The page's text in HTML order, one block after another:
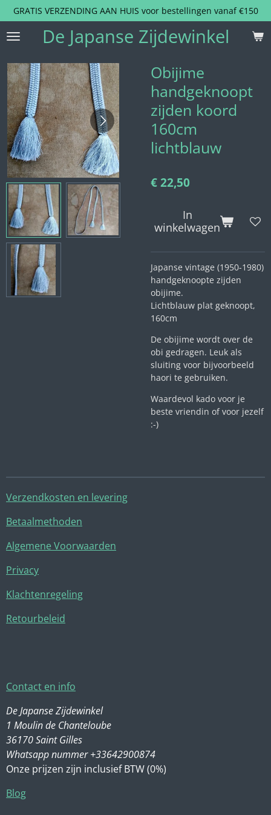
Ga
direct
naar
hoofdinhoud
De Japanse Zijdewinkel
GRATIS VERZENDING AAN HUIS voor bestellingen vanaf €150
Obijime
handgeknoopt
zijden koord
160cm
lichtblauw
€ 22,50
In
winkelwagen
Japanse vintage (1950-1980)
handgeknoopte zijden
obijime.
Lichtblauw plat geknoopt,
160cm
De obijime wordt over de
obi gedragen. Leuk als
sluiting voor bijvoorbeeld
haori te gebruiken.
Waardevol kado voor je
beste vriendin of voor jezelf
:-)
Verzendkosten en levering
Betaalmethoden
Algemene Voorwaarden
Privacy
Klachtenregeling
Retourbeleid
Contact en info
De Japanse Zijdewinkel
1 Moulin de Chanteloube
36170 Saint Gilles
Whatsapp nummer +33642900874
Onze prijzen zijn inclusief BTW (0%)
Blog